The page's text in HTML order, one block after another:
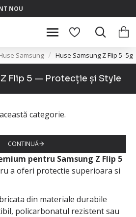
NOU
Samsung Huse Samsung Z Flip 5 -5g
Flip 5 — Protecție și Style
pentru Samsung Z Flip 5
a oferi protectie superioara si
din materiale durabile
policarbonatul rezistent sau
categorie.
CONTINUĂ